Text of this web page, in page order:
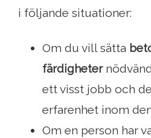
i följande situationer:
Om du vill sätta
färdigheter
ett visst jobb och
erfarenhet inom
Om en person har